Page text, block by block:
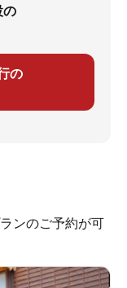
の
の
ンのご予約が可